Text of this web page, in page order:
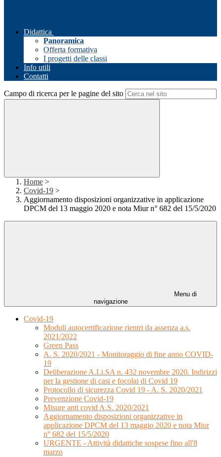
Didattica
Panoramica
Offerta formativa
I progetti delle classi
Info utili
Contatti
Campo di ricerca per le pagine del sito
Home >
Covid-19 >
Aggiornamento disposizioni organizzative in applicazione
DPCM del 13 maggio 2020 e nota Miur n° 682 del 15/5/2020
Menu di
navigazione
Covid-19
Moduli autocertificazione rientri da assenza a.s.
2021/2022
Green Pass
A. S. 2020/2021 - Monitoraggio di fine anno COVID-
19
Deliberazione A.Li.SA n. 432 novembre 2020. Indirizzi
per la gestione di casi e focolai di Covid 19
Protocollo di sicurezza Covid 19 - A. S. 2020/2021
Prevenzione Covid-19
Misure anti covid A.S. 2020/2021
Aggiornamento disposizioni organizzative in
applicazione DPCM del 13 maggio 2020 e nota Miur
n° 682 del 15/5/2020
URGENTE - Attività didattiche sospese fino all'8
marzo